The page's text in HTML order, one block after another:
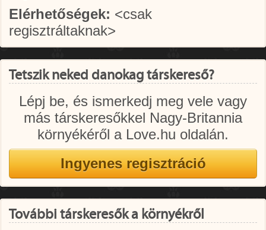
Elérhetőségek: <csak
regisztráltaknak>
Tetszik neked danokag társkereső?
Lépj be, és ismerkedj meg vele vagy
más társkeresőkkel Nagy-Britannia
környékéről a Love.hu oldalán.
További társkeresők a környékről